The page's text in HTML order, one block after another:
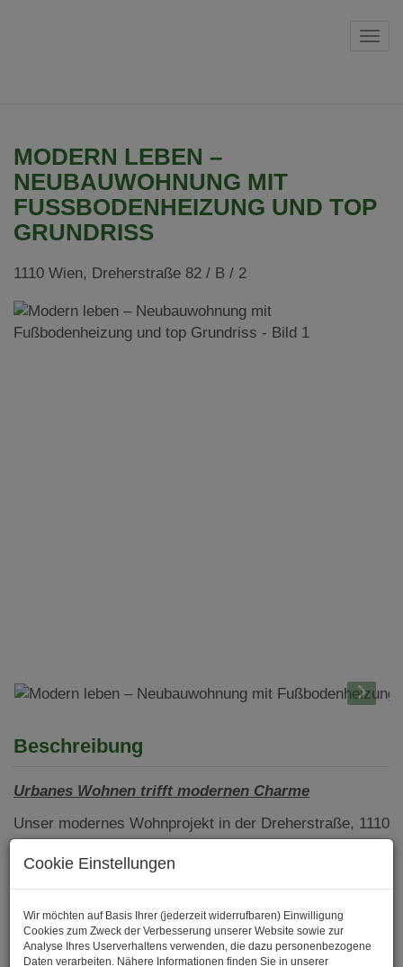
MODERN LEBEN –
NEUBAUWOHNUNG MIT
FUSSBODENHEIZUNG UND TOP G
RUNDRISS
1110 Wien, Dreherstraße 82 / B / 2
Beschreibung
Urbanes Wohnen trifft modernen Charme
Unser modernes Wohnprojekt in der Dreherstraße, 1110
Wien bietet Ihnen1- bis 3-Zimmer-Wohnungen, jede
miteigener Freifläche, die ideal für Paare, Singles und
kleine Familien geeignet sind. Überzeugen Sie sich
selbst von denerstklassigen Ausstattungsmerkmalen
und genießen Siehöchsten Wohnkomfortin einem der
aufstrebendsten Bezirke Wiens.
Cookie Einstellungen
Wir möchten auf Basis Ihrer (jederzeit widerrufbaren) Einwilligung
Cookies zum Zweck der Verbesserung unserer Website sowie zur
Analyse Ihres Userverhaltens verwenden, die dazu personenbezogene
Daten verarbeiten. Nähere Informationen finden Sie in unserer